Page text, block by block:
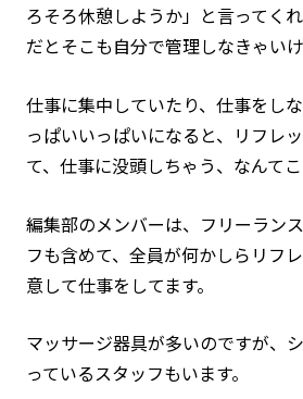
ろそろ休憩しようか」と言ってく
だとそこも自分で管理しなきゃいけ
仕事に集中していたり、仕事をし
っぱいいっぱいになると、リフレ
て、仕事に没頭しちゃう、なんて
編集部のメンバーは、フリーラン
フも含めて、全員が何かしらリフ
意して仕事をしてます。
マッサージ器具が多いのですが、
っているスタッフもいます。